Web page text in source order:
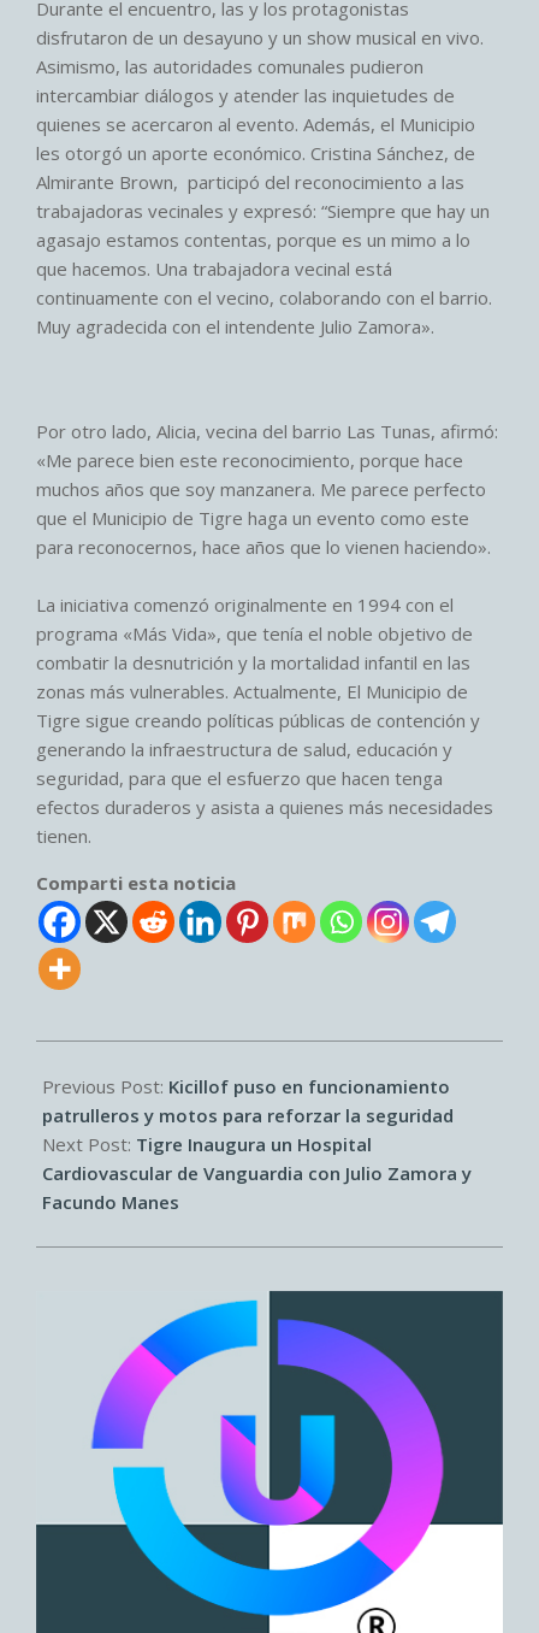
Durante el encuentro, las y los protagonistas
disfrutaron de un desayuno y un show musical en vivo.
Asimismo, las autoridades comunales pudieron
intercambiar diálogos y atender las inquietudes de
quienes se acercaron al evento. Además, el Municipio
les otorgó un aporte económico. Cristina Sánchez, de
Almirante Brown, participó del reconocimiento a las
trabajadoras vecinales y expresó: “Siempre que hay un
agasajo estamos contentas, porque es un mimo a lo
que hacemos. Una trabajadora vecinal está
continuamente con el vecino, colaborando con el barrio.
Muy agradecida con el intendente Julio Zamora».
Por otro lado, Alicia, vecina del barrio Las Tunas, afirmó:
«Me parece bien este reconocimiento, porque hace
muchos años que soy manzanera. Me parece perfecto
que el Municipio de Tigre haga un evento como este
para reconocernos, hace años que lo vienen haciendo».
La iniciativa comenzó originalmente en 1994 con el
programa «Más Vida», que tenía el noble objetivo de
combatir la desnutrición y la mortalidad infantil en las
zonas más vulnerables. Actualmente, El Municipio de
Tigre sigue creando políticas públicas de contención y
generando la infraestructura de salud, educación y
seguridad, para que el esfuerzo que hacen tenga
efectos duraderos y asista a quienes más necesidades
tienen.
Comparti esta noticia
08-
06
Previous Post: Kicillof puso en funcionamiento
patrulleros y motos para reforzar la seguridad
Next Post: Tigre Inaugura un Hospital
Cardiovascular de Vanguardia con Julio Zamora y
Facundo Manes